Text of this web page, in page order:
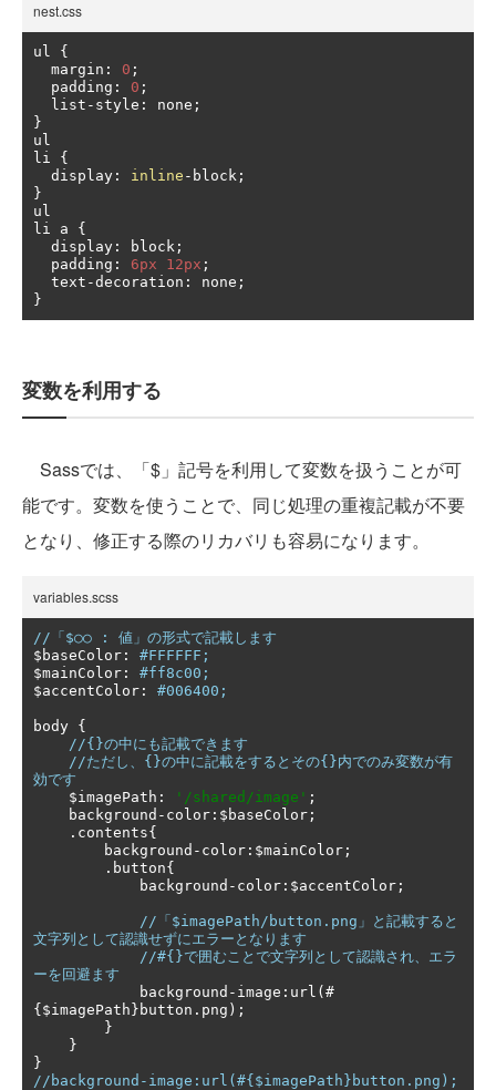
nest.css
ul {
  margin
: 0 ;
  padding
: 0 ;
  list
- style : none ;
}
ul
li {
  display
: inline - block ;
}
ul
li a {
  display
: block ;
  padding
: 6px 12px ;
  text
-decoration : none ;
}
変数を利用する
Sassでは、「$」記号を利用して変数を扱うことが可
能です。変数を使うことで、同じ処理の重複記載が不要
となり、修正する際のリカバリも容易になります。
variables.scss
//「$○○ : 値」の形式で記載します
$baseColor :
#FFFFFF;
$mainColor :
#ff8c00;
$accentColor : #006400;
body {
//{}の中にも記載できます
//ただし、{}の中に記載をするとその{}内でのみ変数が有
効です
    $imagePath
: '/shared/image' ;
    background
- color : $baseColor ;
. contents{
        background
- color : $mainColor ;
. button{
            background
- color : $accentColor ;
//「$imagePath/button.png」と記載すると
文字列として認識せずにエラーとなります
//#{}で囲むことで文字列として認識され、エラ
ーを回避ます
            background
- image : url (#
{ $imagePath } button . png );
}
}
}
//background-image:url(#{$imagePath}button.png);